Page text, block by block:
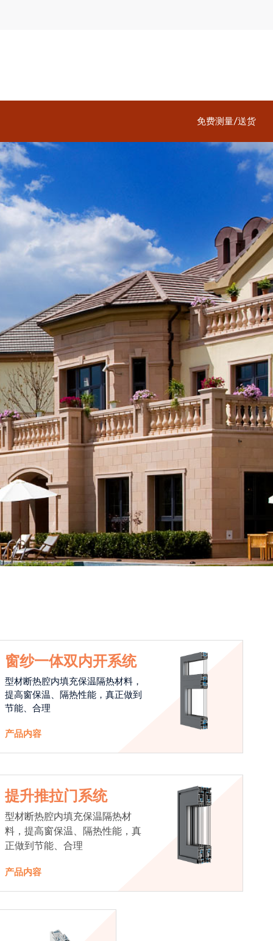
免费测量/送货
窗纱一体双内开系统
型材断热腔内填充保温隔热材料，
提高窗保温、隔热性能，真正做到
节能、合理
产品内容
提升推拉门系统
型材断热腔内填充保温隔热材
料，提高窗保温、隔热性能，真
正做到节能、合理
产品内容